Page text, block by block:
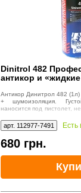
Dinitrol 482
антикор и
Антикор Динитрол 482
+ шумоизоляция.
наносится под пистолет,
ударам камней и соли.
арт. 112977-7491 Есть
680 грн.